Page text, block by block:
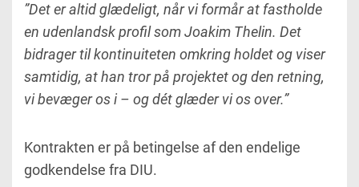
”Det er altid glædeligt, når vi formår at fastholde
en udenlandsk profil som Joakim Thelin. Det
bidrager til kontinuiteten omkring holdet og viser
samtidig, at han tror på projektet og den retning,
vi bevæger os i – og dét glæder vi os over.”
Kontrakten er på betingelse af den endelige
godkendelse fra DIU.